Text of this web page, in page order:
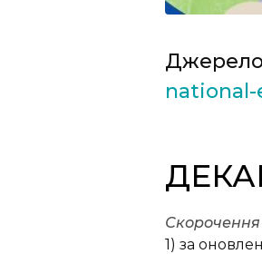
national-
Скорочення
1) за